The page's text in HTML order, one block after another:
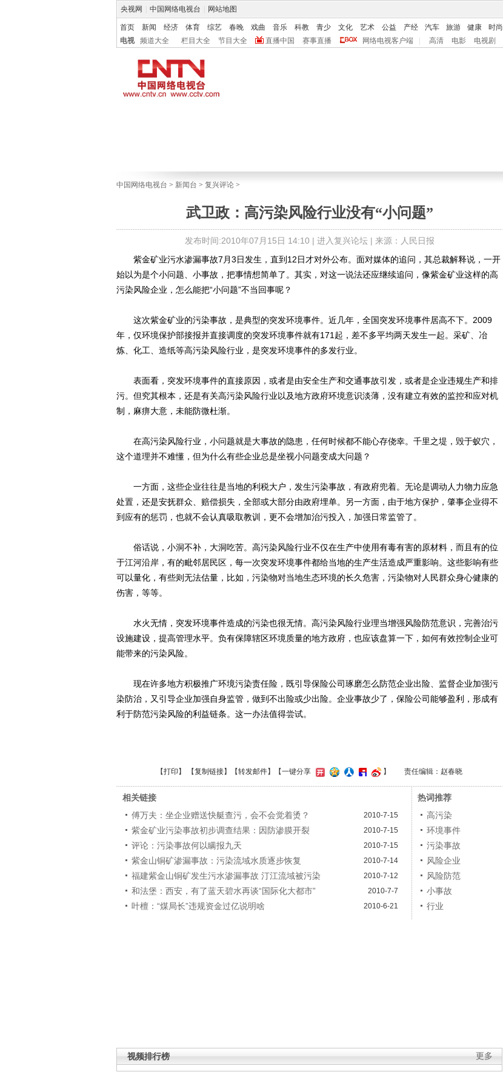
央视网 中国网络电视台 网站地图
首页 新闻 经济 体育 综艺 春晚 戏曲 音乐 科教 青少 文化 艺术 公益 产经 汽车 旅游 健康 时尚
电视
频道大全 栏目大全 节目大全 直播中国 赛事直播 网络电视客户端 高清 电影 电视剧
中国网络电视台 > 新闻台 > 复兴评论 >
武卫政：高污染风险行业没有“小问题”
发布时间:2010年07月15日 14:10 | 进入复兴论坛| 来源：人民日报
紫金矿业污水渗漏事故7月3日发生，直到12日才对外公布。面对媒体的追问，其总裁解释说，一开
始以为是个小问题、小事故，把事情想简单了。其实，对这一说法还应继续追问，像紫金矿业这样的高
污染风险企业，怎么能把“小问题”不当回事呢？
这次紫金矿业的污染事故，是典型的突发环境事件。近几年，全国突发环境事件居高不下。2009
年，仅环境保护部接报并直接调度的突发环境事件就有171起，差不多平均两天发生一起。采矿、冶
炼、化工、造纸等高污染风险行业，是突发环境事件的多发行业。
表面看，突发环境事件的直接原因，或者是由安全生产和交通事故引发，或者是企业违规生产和排
污。但究其根本，还是有关高污染风险行业以及地方政府环境意识淡薄，没有建立有效的监控和应对机
制，麻痹大意，未能防微杜渐。
在高污染风险行业，小问题就是大事故的隐患，任何时候都不能心存侥幸。千里之堤，毁于蚁穴，
这个道理并不难懂，但为什么有些企业总是坐视小问题变成大问题？
一方面，这些企业往往是当地的利税大户，发生污染事故，有政府兜着。无论是调动人力物力应急
处置，还是安抚群众、赔偿损失，全部或大部分由政府埋单。另一方面，由于地方保护，肇事企业得不
到应有的惩罚，也就不会认真吸取教训，更不会增加治污投入，加强日常监管了。
俗话说，小洞不补，大洞吃苦。高污染风险行业不仅在生产中使用有毒有害的原材料，而且有的位
于江河沿岸，有的毗邻居民区，每一次突发环境事件都给当地的生产生活造成严重影响。这些影响有些
可以量化，有些则无法估量，比如，污染物对当地生态环境的长久危害，污染物对人民群众身心健康的
伤害，等等。
水火无情，突发环境事件造成的污染也很无情。高污染风险行业理当增强风险防范意识，完善治污
设施建设，提高管理水平。负有保障辖区环境质量的地方政府，也应该盘算一下，如何有效控制企业可
能带来的污染风险。
现在许多地方积极推广环境污染责任险，既引导保险公司琢磨怎么防范企业出险、监督企业加强污
染防治，又引导企业加强自身监管，做到不出险或少出险。企业事故少了，保险公司能够盈利，形成有
利于防范污染风险的利益链条。这一办法值得尝试。
【打印 】 【复制链接】【转发邮件】 【一键分享 】 责任编辑：赵春晓
相关链接
傅万夫：坐企业赠送快艇查污，会不会觉着烫？
2010-7-15
紫金矿业污染事故初步调查结果：因防渗膜开裂 2010-7-15
评论：污染事故何以瞒报九天 2010-7-15
紫金山铜矿渗漏事故：污染流域水质逐步恢复 2010-7-14
福建紫金山铜矿发生污水渗漏事故 汀江流域被污染 2010-7-12
和法堡：西安，有了蓝天碧水再谈“国际化大都市” 2010-7-7
叶檀：“煤局长”违规资金过亿说明啥 2010-6-21
热词推荐
高污染
环境事件
污染事故
风险企业
风险防范
小事故
行业
更多
视频排行榜